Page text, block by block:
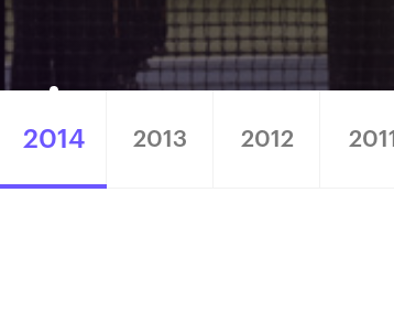
2014 2013 2012 2011